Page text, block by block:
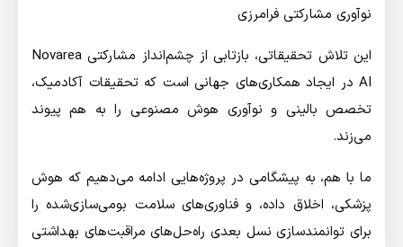
نوآوری مشارکتی فرامرزی
این تلاش تحقیقاتی، بازتابی از چشم‌انداز مشارکتی Novarea
AI در ایجاد همکاری‌های جهانی است که تحقیقات آکادمیک،
تخصص بالینی و نوآوری هوش مصنوعی را به هم پیوند
می‌زند.
ما با هم، به پیشگامی در پروژه‌هایی ادامه می‌دهیم که هوش
پزشکی، اخلاق داده، و فناوری‌های سلامت بومی‌سازی‌شده را
برای توانمندسازی نسل بعدی راه‌حل‌های مراقبت‌های بهداشتی